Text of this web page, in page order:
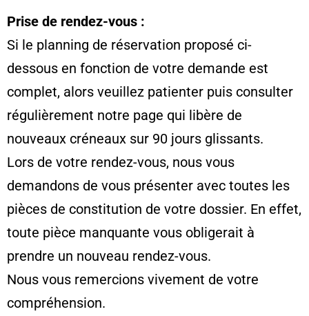
Prise de rendez-vous :
Si le planning de réservation proposé ci-
dessous en fonction de votre demande est
complet, alors veuillez patienter puis consulter
régulièrement notre page qui libère de
nouveaux créneaux sur 90 jours glissants.
Lors de votre rendez-vous, nous vous
demandons de vous présenter avec toutes les
pièces de constitution de votre dossier. En effet,
toute pièce manquante vous obligerait à
prendre un nouveau rendez-vous.
Nous vous remercions vivement de votre
compréhension.